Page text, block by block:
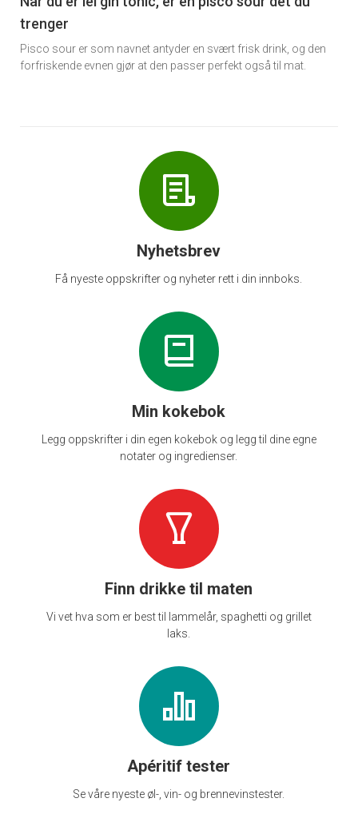
trenger
Pisco sour er som navnet antyder en svært frisk drink, og den
forfriskende evnen gjør at den passer perfekt også til mat.
Nyhetsbrev
Få nyeste oppskrifter og nyheter rett i din innboks.
Min kokebok
Legg oppskrifter i din egen kokebok og legg til dine egne
notater og ingredienser.
Finn drikke til maten
Vi vet hva som er best til lammelår, spaghetti og grillet
laks.
Apéritif tester
Se våre nyeste øl-, vin- og brennevinstester.